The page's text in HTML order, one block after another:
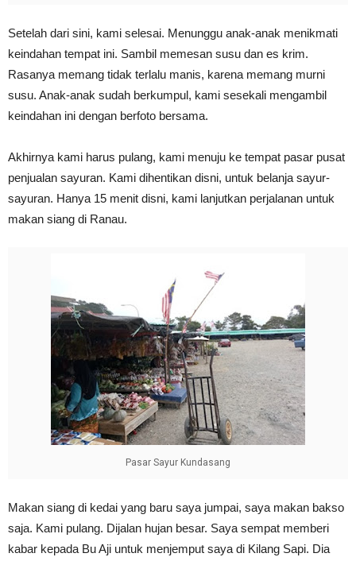
Setelah dari sini, kami selesai. Menunggu anak-anak menikmati
keindahan tempat ini. Sambil memesan susu dan es krim.
Rasanya memang tidak terlalu manis, karena memang murni
susu. Anak-anak sudah berkumpul, kami sesekali mengambil
keindahan ini dengan berfoto bersama.
Akhirnya kami harus pulang, kami menuju ke tempat pasar pusat
penjualan sayuran. Kami dihentikan disni, untuk belanja sayur-
sayuran. Hanya 15 menit disni, kami lanjutkan perjalanan untuk
makan siang di Ranau.
Pasar Sayur Kundasang
Makan siang di kedai yang baru saya jumpai, saya makan bakso
saja. Kami pulang. Dijalan hujan besar. Saya sempat memberi
kabar kepada Bu Aji untuk menjemput saya di Kilang Sapi. Dia